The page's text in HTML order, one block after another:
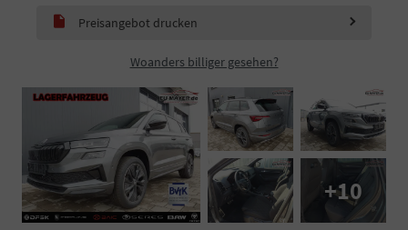
Preisangebot drucken
Woanders billiger gesehen?
+10